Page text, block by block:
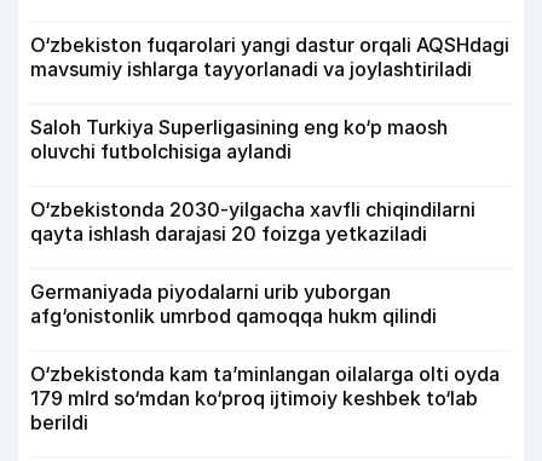
O‘zbekiston fuqarolari yangi dastur orqali AQSHdagi
mavsumiy ishlarga tayyorlanadi va joylashtiriladi
Saloh Turkiya Superligasining eng ko‘p maosh
oluvchi futbolchisiga aylandi
O‘zbekistonda 2030-yilgacha xavfli chiqindilarni
qayta ishlash darajasi 20 foizga yetkaziladi
Germaniyada piyodalarni urib yuborgan
afg‘onistonlik umrbod qamoqqa hukm qilindi
O‘zbekistonda kam ta’minlangan oilalarga olti oyda
179 mlrd so‘mdan ko‘proq ijtimoiy keshbek to‘lab
berildi